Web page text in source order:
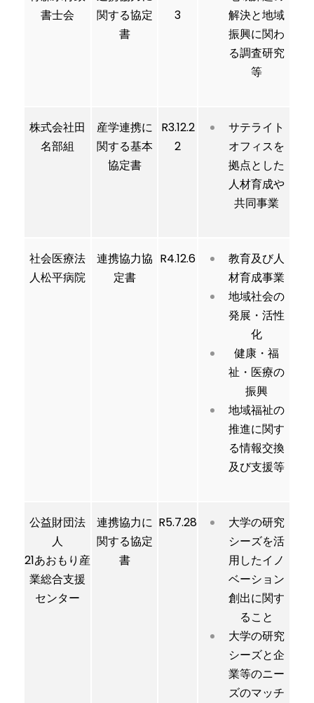
書士会
関する協定
書
3
解決と地域
振興に関わ
る調査研究
等
株式会社田
名部組
産学連携に
関する基本
協定書
R3.12.2
2
サテライト
オフィスを
拠点とした
人材育成や
共同事業
社会医療法
人松平病院
連携協力協
定書
R4.12.6
教育及び人
材育成事業
地域社会の
発展・活性
化
健康・福
祉・医療の
振興
地域福祉の
推進に関す
る情報交換
及び支援等
公益財団法
人
21あおもり産
業総合支援
センター
連携協力に
関する協定
書
R5.7.28
大学の研究
シーズを活
用したイノ
ベーション
創出に関す
ること
大学の研究
シーズと企
業等のニー
ズのマッチ